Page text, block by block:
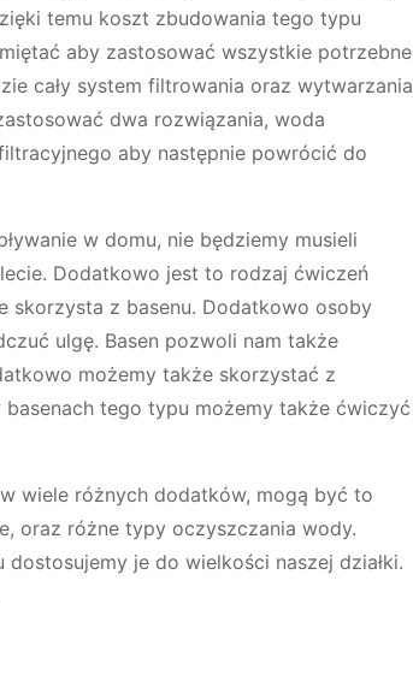
temu koszt zbudowania tego typu
aby zastosować wszystkie potrzebne
cały system filtrowania oraz wytwarzania
dwa rozwiązania, woda
aby następnie powrócić do
w domu, nie będziemy musieli
Dodatkowo jest to rodzaj ćwiczeń
skorzysta z basenu. Dodatkowo osoby
ulgę. Basen pozwoli nam także
możemy także skorzystać z
tego typu możemy także ćwiczyć
wiele różnych dodatków, mogą być to
oraz różne typy oczyszczania wody.
je do wielkości naszej działki.